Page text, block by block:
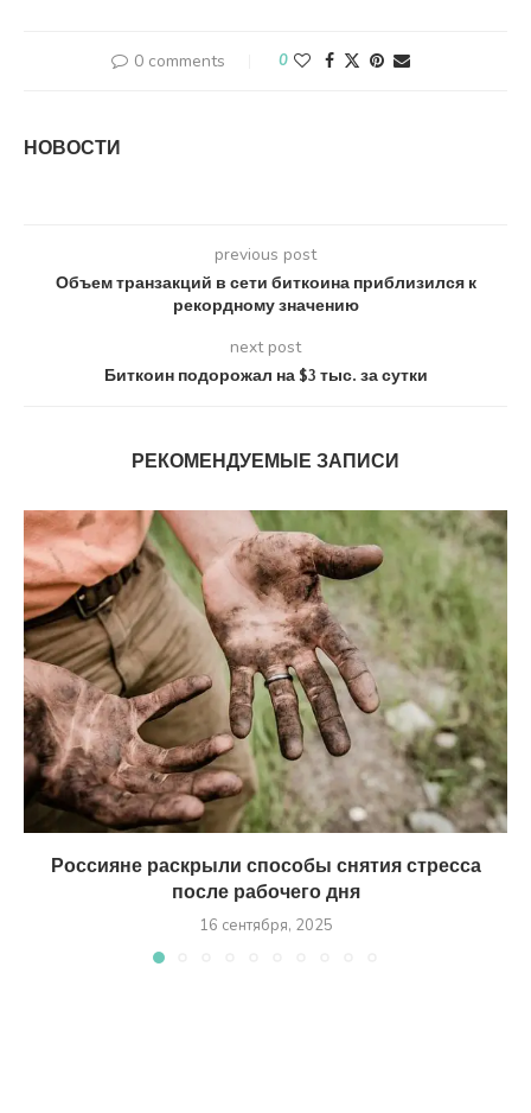
0 comments 0
НОВОСТИ
previous post
Объем транзакций в сети биткоина приблизился к
рекордному значению
next post
Биткоин подорожал на $3 тыс. за сутки
РЕКОМЕНДУЕМЫЕ ЗАПИСИ
Россияне раскрыли способы снятия стресса
после рабочего дня
16 сентября, 2025